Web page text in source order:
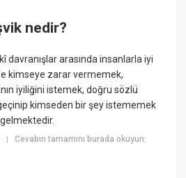
nedir?
davranışlar arasında insanlarla iyi
kimseye zarar vermemek,
iyiliğini istemek, doğru sözlü
kimseden bir şey istememek
|Cevabın tamamını burada okuyun: